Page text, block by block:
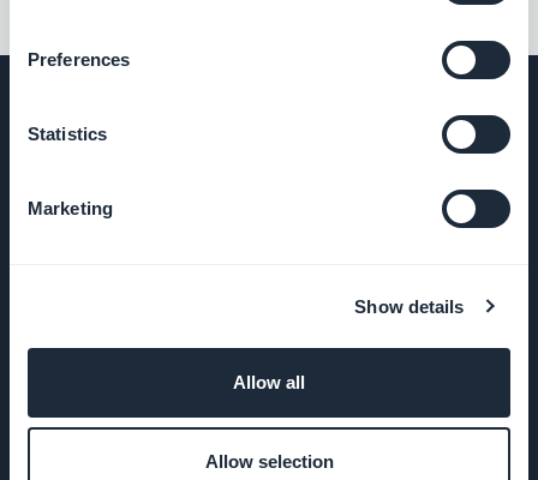
Preferences
Statistics
Marketing
Show details
Allow all
Allow selection
eccezionale
GoodBarber